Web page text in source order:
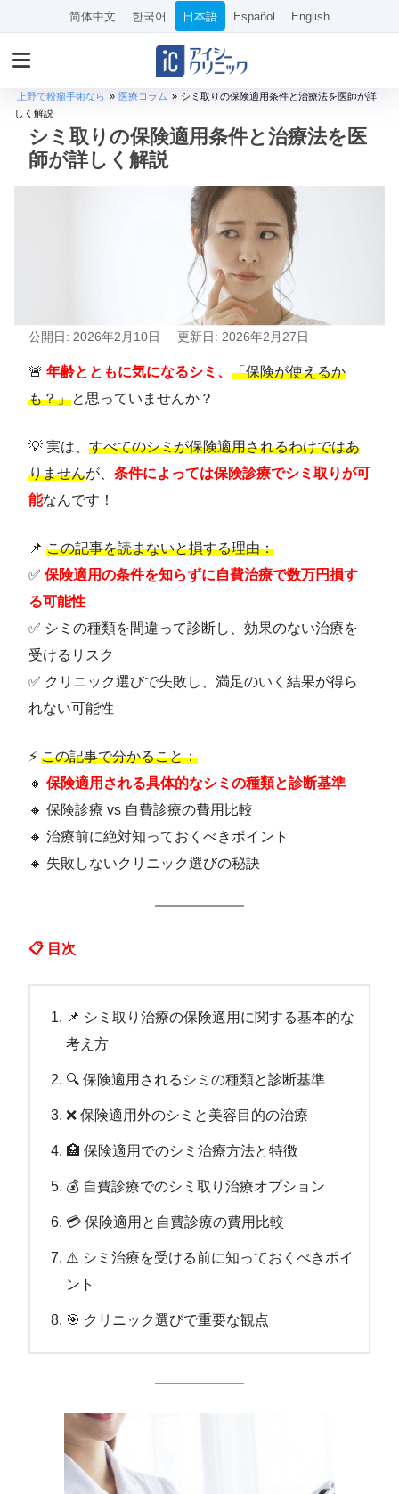
简体中文 한국어 日本語 Español English
上野で粉瘤手術なら » 医療コラム » シミ取りの保険適用条件と治療法を医師が詳
しく解説
シミ取りの保険適用条件と治療法を医
師が詳しく解説
公開日: 2026年2月10日 更新日: 2026年2月27日
🚨 年齢とともに気になるシミ、 「保険が使えるか
も？」と思っていませんか？
💡 実は、 すべてのシミが保険適用されるわけではあ
りませんが、 条件によっては保険診療でシミ取りが可
能なんです！
📌 この記事を読まないと損する理由：
✅ 保険適用の条件を知らずに自費治療で数万円損す
る可能性
✅ シミの種類を間違って診断し、効果のない治療を
受けるリスク
✅ クリニック選びで失敗し、満足のいく結果が得ら
れない可能性
⚡ この記事で分かること：
🔸 保険適用される具体的なシミの種類と診断基準
🔸 保険診療 vs 自費診療の費用比較
🔸 治療前に絶対知っておくべきポイント
🔸 失敗しないクリニック選びの秘訣
📋 目次
📌 シミ取り治療の保険適用に関する基本的な
考え方
🔍 保険適用されるシミの種類と診断基準
❌ 保険適用外のシミと美容目的の治療
🏥 保険適用でのシミ治療方法と特徴
💰 自費診療でのシミ取り治療オプション
💳 保険適用と自費診療の費用比較
⚠️ シミ治療を受ける前に知っておくべきポイ
ント
🎯 クリニック選びで重要な観点